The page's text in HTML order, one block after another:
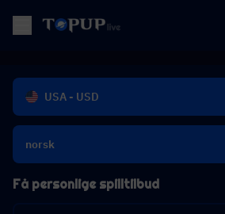
USA - USD
norsk
Få personlige spilltilbud